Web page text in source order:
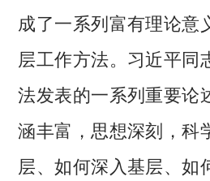
成了一系列富有理论意
层工作方法。习近平同
法发表的一系列重要论
涵丰富，思想深刻，科
层、如何深入基层、如